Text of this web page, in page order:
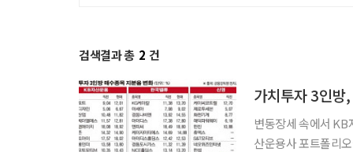
검색결과 총 2 건
가치투자 3인방
변동장세 속에서
산운용사 포트폴리오에 투자자들